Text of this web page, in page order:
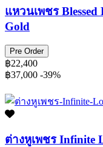
แหวนเพชร Blessed
Gold
Pre Order
฿22,400
฿37,000 -39%
ต่างหูเพชร Infinite